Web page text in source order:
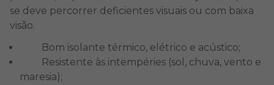
se deve percorrer deficientes visuais ou com baixa
visão.
Bom isolante térmico, elétrico e acústico;
Resistente às intempéries (sol, chuva, vento e
maresia);